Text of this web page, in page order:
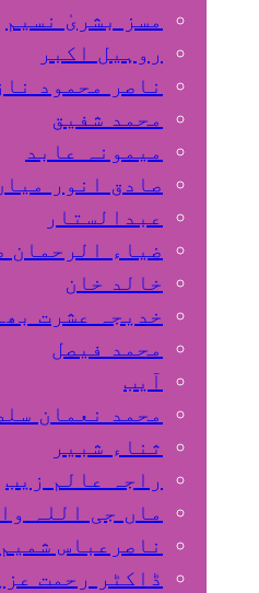
مسز بشریٰ نسیم
روہیل اکبر
ناصر محمود ناز
محمد شفیق
میمونہ عابد
صادق انور
عبدالستار
ضیاء الرحمان
خالد خان
خدیجہ عشرت
محمد فیصل
آیب
محمد نعمان
ثناء شبیر
راجہ عالم زیب
ماں جی اللہ
ناصرعباس شمیم
ڈاکٹر رحمت